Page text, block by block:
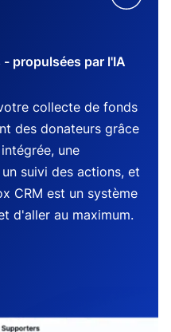
propulsées par l'IA
collecte de fonds
des donateurs grâce
une
suivi des actions, et
CRM est un système
d'aller au maximum.